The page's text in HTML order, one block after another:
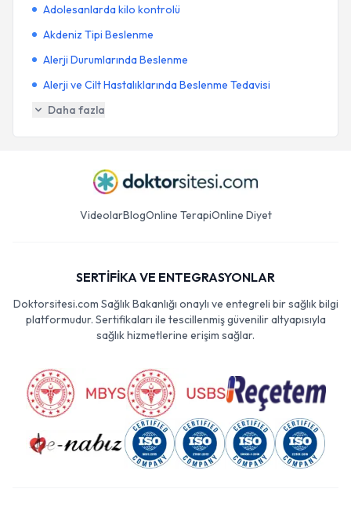
Adolesanlarda kilo kontrolü
Akdeniz Tipi Beslenme
Alerji Durumlarında Beslenme
Alerji ve Cilt Hastalıklarında Beslenme Tedavisi
Daha fazla
VideolarBlogOnline TerapiOnline Diyet
SERTİFİKA VE ENTEGRASYONLAR
Doktorsitesi.com Sağlık Bakanlığı onaylı ve entegreli bir sağlık bilgi
platformudur. Sertifikaları ile tescillenmiş güvenilir altyapısıyla
sağlık hizmetlerine erişim sağlar.